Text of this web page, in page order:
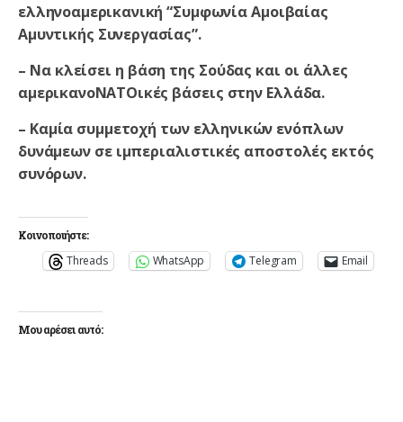
ελληνοαμερικανική “Συμφωνία Αμοιβαίας
Αμυντικής Συνεργασίας”.
– Να κλείσει η βάση της Σούδας και οι άλλες
αμερικανοΝΑΤΟικές βάσεις στην Ελλάδα.
– Καμία συμμετοχή των ελληνικών ενόπλων
δυνάμεων σε ιμπεριαλιστικές αποστολές εκτός
συνόρων.
Κοινοποιήστε:
Threads WhatsApp Telegram Email
Μου αρέσει αυτό: